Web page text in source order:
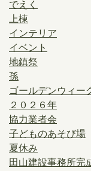
でえく
上棟
インテリア
イベント
地鎮祭
孫
ゴールデンウィー
２０２６年
協力業者会
子どものあそび場
夏休み
田山建設事務所完